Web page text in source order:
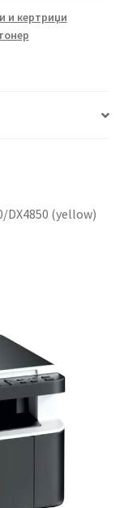
и кертриџи
DX4850 (yellow)